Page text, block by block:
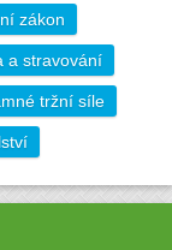
zákon
a stravování
tržní síle